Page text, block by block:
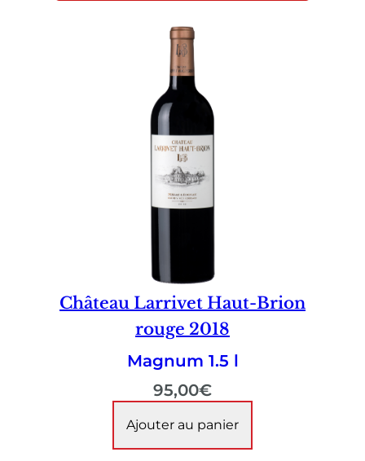
Château Larrivet Haut-Brion
rouge 2018
Magnum 1.5 l
95,00€
Ajouter au panier